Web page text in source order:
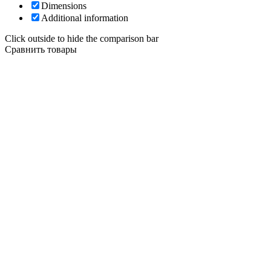
Dimensions
Additional information
Click outside to hide the comparison bar
Сравнить товары